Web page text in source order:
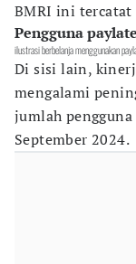
BMRI ini tercatat
Pengguna
ilustrasi berbelanja menggunakan
Di sisi lain,
mengalami
jumlah
September 2024.